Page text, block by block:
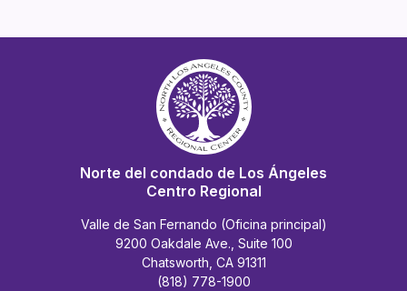
Norte del condado de Los Ángeles
Centro Regional
Valle de San Fernando (Oficina principal)
9200 Oakdale Ave., Suite 100
Chatsworth, CA 91311
(818) 778-1900